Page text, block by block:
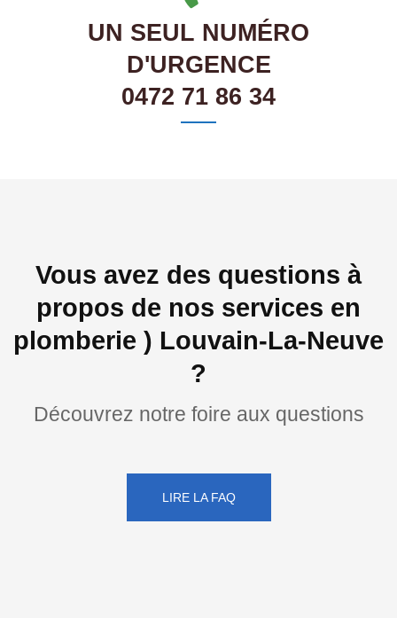
UN SEUL NUMÉRO
D'URGENCE
0472 71 86 34
Vous avez des questions à
propos de nos services en
plomberie ) Louvain-La-Neuve
?
Découvrez notre foire aux questions
LIRE LA FAQ